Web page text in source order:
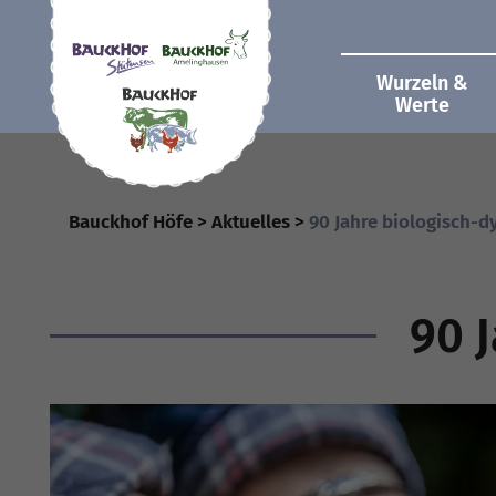
Bauckhof Höfe Aktuelles 90 Jahre biologisch-
90
Wurzeln &
Werte